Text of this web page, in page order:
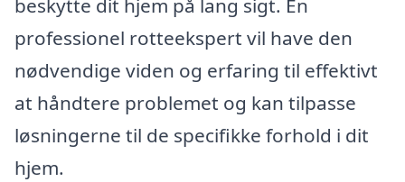
beskytte dit hjem på lang sigt. En
professionel rotteekspert vil have den
nødvendige viden og erfaring til effektivt
at håndtere problemet og kan tilpasse
løsningerne til de specifikke forhold i dit
hjem.